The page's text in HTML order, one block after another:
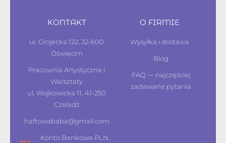
KONTAKT
ul. Grojecka 122, 32-600
Oświęcim
Pracownia Artystyczna i
Warsztaty
ul. Wojkowicka 11, 41-250
Czeladź
haftowababa@gmail.com
Konto Bankowe PLN,
O FIRMIE
Wysyłka i dostawa
Blog
FAQ — najczęściej
zadawane pytania